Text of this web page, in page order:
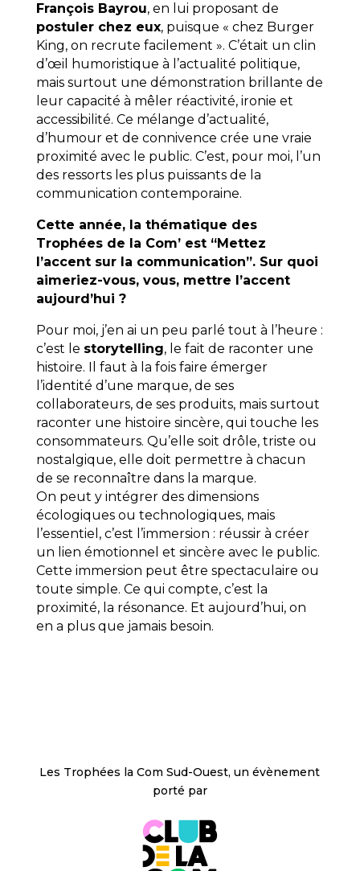
François Bayrou, en lui proposant de
postuler chez eux, puisque « chez Burger
King, on recrute facilement ». C’était un clin
d’œil humoristique à l’actualité politique,
mais surtout une démonstration brillante de
leur capacité à mêler réactivité, ironie et
accessibilité. Ce mélange d’actualité,
d’humour et de connivence crée une vraie
proximité avec le public. C’est, pour moi, l’un
des ressorts les plus puissants de la
communication contemporaine.
Cette année, la thématique des
Trophées de la Com’ est “Mettez
l’accent sur la communication”. Sur quoi
aimeriez-vous, vous, mettre l’accent
aujourd’hui ?
Pour moi, j’en ai un peu parlé tout à l’heure :
c’est le storytelling, le fait de raconter une
histoire. Il faut à la fois faire émerger
l’identité d’une marque, de ses
collaborateurs, de ses produits, mais surtout
raconter une histoire sincère, qui touche les
consommateurs. Qu’elle soit drôle, triste ou
nostalgique, elle doit permettre à chacun
de se reconnaître dans la marque.
On peut y intégrer des dimensions
écologiques ou technologiques, mais
l’essentiel, c’est l’immersion : réussir à créer
un lien émotionnel et sincère avec le public.
Cette immersion peut être spectaculaire ou
toute simple. Ce qui compte, c’est la
proximité, la résonance. Et aujourd’hui, on
en a plus que jamais besoin.
Les Trophées la Com Sud-Ouest, un évènement
porté par